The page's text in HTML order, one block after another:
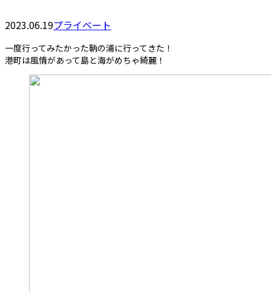
2023.06.19プライベート
一度行ってみたかった鞆の浦に行ってきた！
港町は風情があって島と海がめちゃ綺麗！